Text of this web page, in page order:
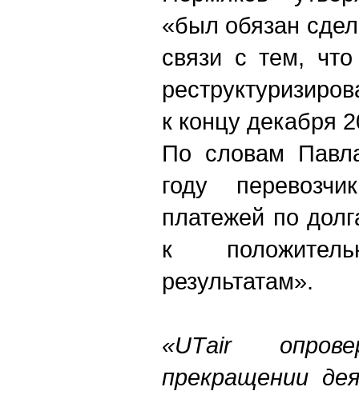
«был обязан
связи с тем,
к концу декабря
По словам
году
платежей по
к
результатам».
«UТair
прекращении